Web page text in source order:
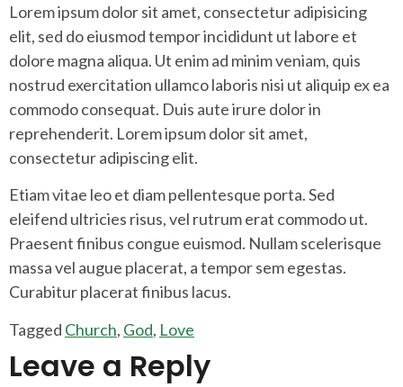
Lorem ipsum dolor sit amet, consectetur adipisicing
elit, sed do eiusmod tempor incididunt ut labore et
dolore magna aliqua. Ut enim ad minim veniam, quis
nostrud exercitation ullamco laboris nisi ut aliquip ex ea
commodo consequat. Duis aute irure dolor in
reprehenderit. Lorem ipsum dolor sit amet,
consectetur adipiscing elit.
Etiam vitae leo et diam pellentesque porta. Sed
eleifend ultricies risus, vel rutrum erat commodo ut.
Praesent finibus congue euismod. Nullam scelerisque
massa vel augue placerat, a tempor sem egestas.
Curabitur placerat finibus lacus.
Tagged Church, God, Love
Leave a Reply